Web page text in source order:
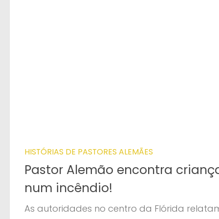
HISTÓRIAS DE PASTORES ALEMÃES
Pastor Alemão encontra
num incêndio!
As autoridades no centro da Flórida